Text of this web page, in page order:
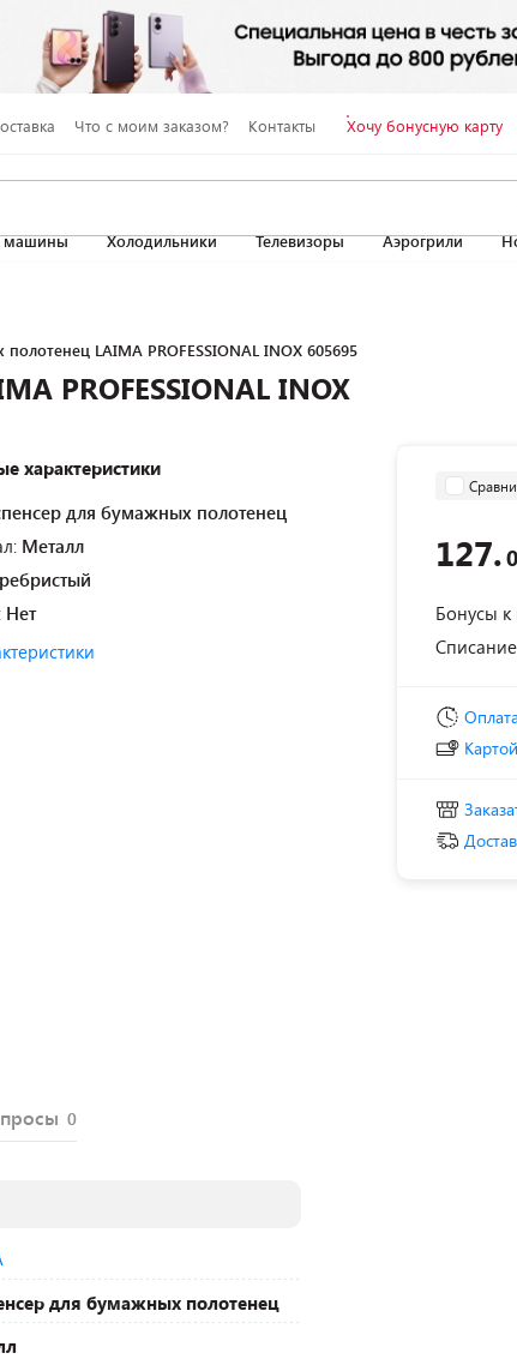
Что с моим заказом? Контакты Хочу бонусную карту
машины Холодильники Телевизоры Аэрогрили
LAIMA PROFESSIONAL INOX 605695
PROFESSIONAL INOX
характеристики
для бумажных полотенец
Металл
Нет
127.
Бонусы
0
для бумажных полотенец